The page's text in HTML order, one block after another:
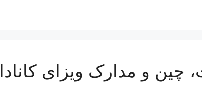
چین و مدارک ویزای کانادا